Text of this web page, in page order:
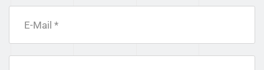
E-Mail *